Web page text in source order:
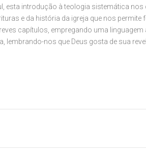
esta introdução à teologia sistemática
e da história da igreja que nos
capítulos, empregando uma
lembrando-nos que Deus gosta de sua